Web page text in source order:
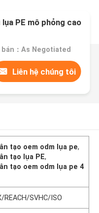
PE mô phỏng cao
bán：As Negotiated
Liên hệ chúng tôi
tạo oem odm lụa pe,
tạo lụa PE,
tạo oem odm lụa pe 4
REACH/SVHC/ISO